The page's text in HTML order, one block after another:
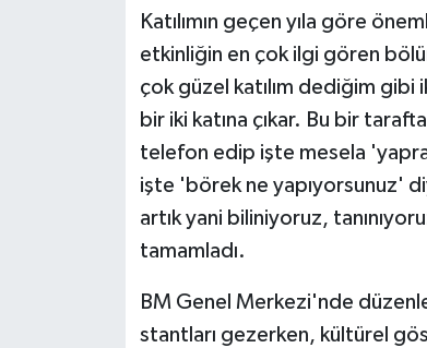
Katılımın geçen yıla göre
etkinliğin en çok ilgi gören
çok güzel katılım dediğim gibi
bir iki katına çıkar. Bu bir
telefon edip işte mesela
işte 'börek ne yapıyorsunuz'
artık yani biliniyoruz,
tamamladı.
BM Genel Merkezi'nde
stantları gezerken, kültürel